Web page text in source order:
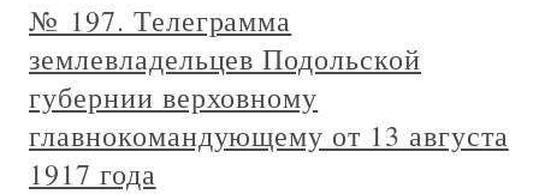
№ 197. Телеграмма
землевладельцев Подольской
губернии верховному
главнокомандующему от 13 августа
1917 года